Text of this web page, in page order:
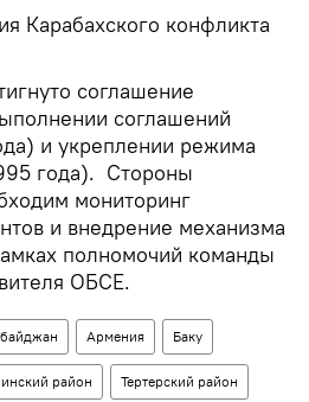
Карабахского конфликта
соглашение
соглашений
и укреплении режима
года). Стороны
мониторинг
и внедрение механизма
полномочий команды
ОБСЕ.
Армения Баку
район Тертерский район